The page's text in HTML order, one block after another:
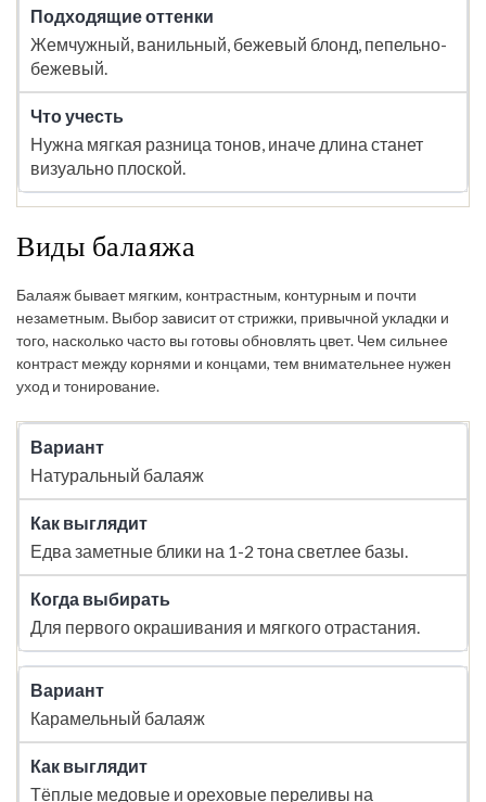
Жемчужный, ванильный, бежевый блонд, пепельно-
бежевый.
Нужна мягкая разница тонов, иначе длина станет
визуально плоской.
Виды балаяжа
Балаяж бывает мягким, контрастным, контурным и почти
незаметным. Выбор зависит от стрижки, привычной укладки и
того, насколько часто вы готовы обновлять цвет. Чем сильнее
контраст между корнями и концами, тем внимательнее нужен
уход и тонирование.
Натуральный балаяж
Едва заметные блики на 1-2 тона светлее базы.
Для первого окрашивания и мягкого отрастания.
Карамельный балаяж
Тёплые медовые и ореховые переливы на